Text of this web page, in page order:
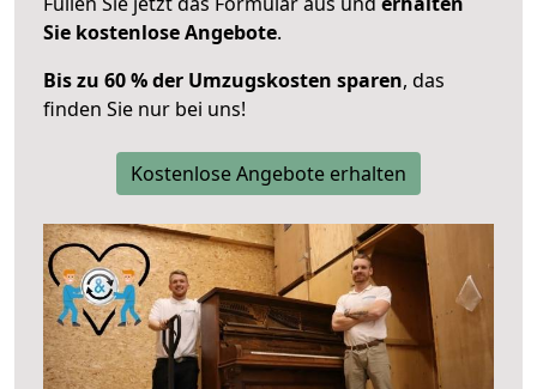
Sie kostenlose Angebote.
Bis zu 60 % der Umzugskosten sparen, das
finden Sie nur bei uns!
Kostenlose Angebote erhalten